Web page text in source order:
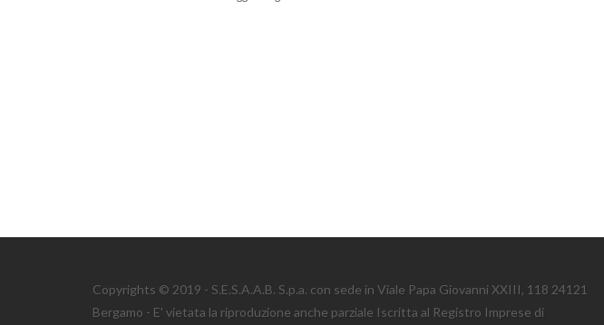
Copyrights © 2019 - S.E.S.A.A.B. S.p.a. con sede in Viale Papa Giovanni XXIII, 118 24121
Bergamo - E' vietata la riproduzione anche parziale Iscritta al Registro Imprese di